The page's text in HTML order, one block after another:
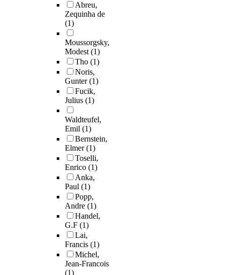
Abreu,
Zequinha de
(1)
Moussorgsky,
Modest(1)
Tho (1)
Noris,
Gunter(1)
Fucik,
Julius (1)
Waldteufel,
Emil (1)
Bernstein,
Elmer(1)
Toselli,
Enrico (1)
Anka,
Paul (1)
Popp,
Andre (1)
Handel,
G.F (1)
Lai,
Francis (1)
Michel,
Jean-Francois
(1)